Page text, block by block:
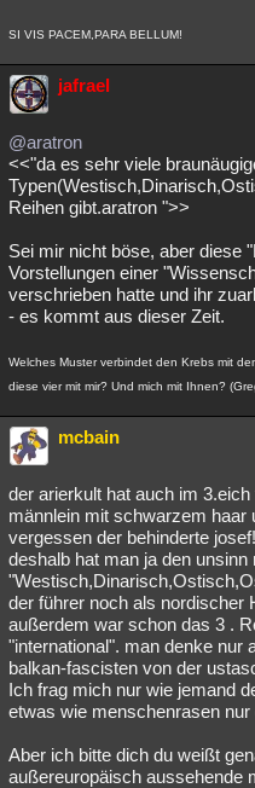
SI VIS PACEM,PARA BELLUM!
jafrael
@aratron
<<"da es sehr viele
Reihen gibt.aratron ">>
Sei mir nicht böse, aber diese
Vorstellungen einer
verschrieben hatte und ihr
- es kommt aus dieser Zeit.
Welches Muster verbindet den Krebs mit
diese vier mit mir? Und mich mit Ihnen?
mcbain
der arierkult hat auch im
männlein mit schwarzem
vergessen der behinderte
deshalb hat man ja den unsinn
der führer noch als nordischer
außerdem war schon das 3 .
"international". man denke nur
balkan-fascisten von der
Ich frag mich nur wie jemand
etwas wie menschenrasen nur
Aber ich bitte dich du weißt
außereuropäisch aussehende